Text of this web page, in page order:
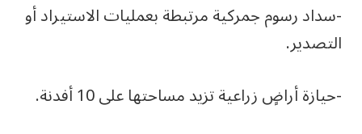
-سداد رسوم جمركية مرتبطة بعمليات الاستيراد أو
التصدير.
-حيازة أراضٍ زراعية تزيد مساحتها على 10 أفدنة.